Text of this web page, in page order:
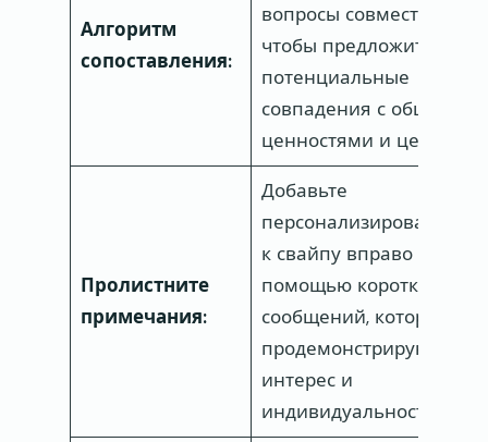
Алгоритм
сопоставления:
вопросы совместимости,
чтобы предложить
потенциальные
совпадения с общими
ценностями и целями.
Пролистните
примечания:
Добавьте
персонализированности
к свайпу вправо с
помощью коротких
сообщений, которые
продемонстрируют ваш
интерес и
индивидуальность.